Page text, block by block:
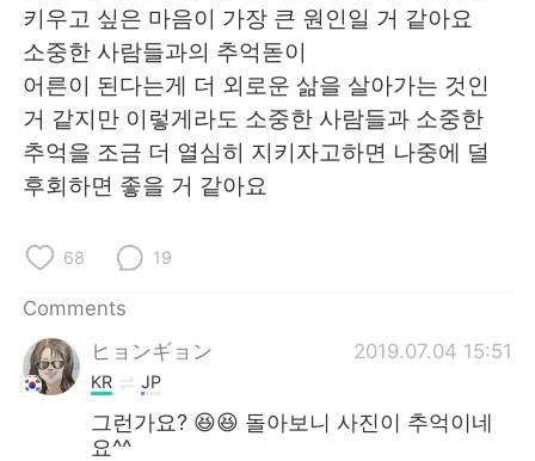
키우고 싶은 마음이 가장 큰 원인일 거 같아요
소중한 사람들과의 추억돋이
어른이 된다는게 더 외로운 삶을 살아가는 것인
거 같지만 이렇게라도 소중한 사람들과 소중한
추억을 조금 더 열심히 지키자고하면 나중에 덜
후회하면 좋을 거 같아요
68 19
Comments
ヒョンギョン
2019.07.04 15:51
KR JP
그런가요? 😆😆 돌아보니 사진이 추억이네
요^^